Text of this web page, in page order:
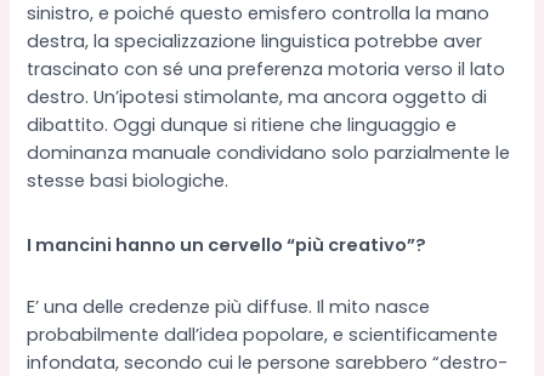
sinistro, e poiché questo emisfero controlla la mano
destra, la specializzazione linguistica potrebbe aver
trascinato con sé una preferenza motoria verso il lato
destro. Un’ipotesi stimolante, ma ancora oggetto di
dibattito. Oggi dunque si ritiene che linguaggio e
dominanza manuale condividano solo parzialmente le
stesse basi biologiche.
I mancini hanno un cervello “più creativo”?
E’ una delle credenze più diffuse. Il mito nasce
probabilmente dall’idea popolare, e scientificamente
infondata, secondo cui le persone sarebbero “destro-